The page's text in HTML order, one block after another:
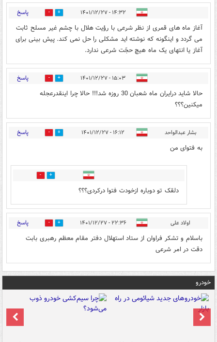
۱۴:۳۲ - ۱۴۰۱/۱۲/۲۷ 1 پاسخ
آغاز ماه های قمری از نظر شرعی با رؤیت هلال با چشم غیر مسلح ثابت
می گردد و اینگونه که نوشته اید مشکلی را حل نمی کند. پیش بینی برای
آغاز یا انتهای یک ماه هیچ حجّت شرعی ندارد.
۱۵:۰۳ - ۱۴۰۱/۱۲/۲۷ 1 پاسخ
حالا شاید درایران ماه شعبان 30 روزه شد!!! حالا چرا اینقدرعجله
میکنین؟؟؟
بشار عبدالواحد ۱۶:۱۲ - ۱۴۰۱/۱۲/۲۷ 3 پاسخ
به فتوای من
0
دلقک تو دوباره ازخودت فتوا درکردی؟؟؟
اولاد علی ۲۲:۳۶ - ۱۴۰۱/۱۲/۲۷ 0 پاسخ
باسلام و تشکر فراوان از ستاد استهلال دفتر مقام معظم رهبری بابت
دقت در امر شرعی
خودرو